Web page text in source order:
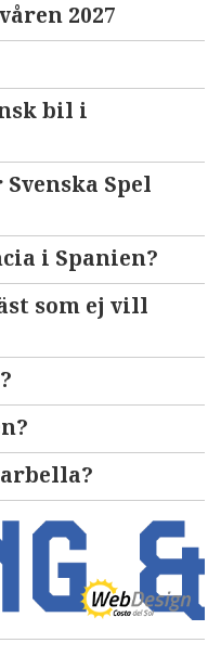
2027
bil i
Spel
i Spanien?
som ej vill